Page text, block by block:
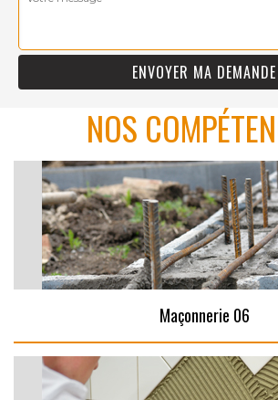
NOS
Maçonnerie 06